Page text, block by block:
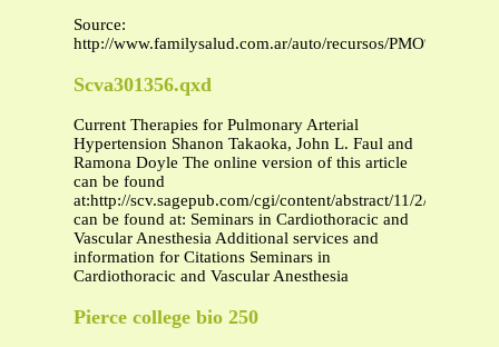
Source:
http://www.familysalud.com.ar/auto/recursos/
Scva301356.qxd
Current Therapies for Pulmonary Arterial
Hypertension Shanon Takaoka, John L. Faul and
Ramona Doyle The online version of this article
can be found
at:http://scv.sagepub.com/cgi/content/abstract/11/2/137
can be found at: Seminars in Cardiothoracic and
Vascular Anesthesia Additional services and
information for Citations Seminars in
Cardiothoracic and Vascular Anesthesia
Pierce college bio 250